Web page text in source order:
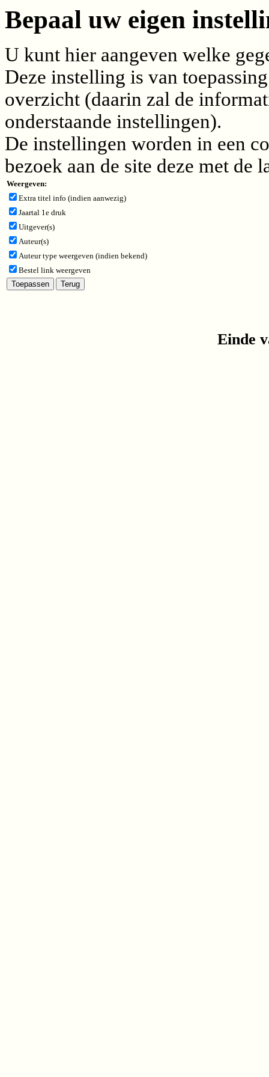
Bepaal uw eigen
U kunt hier aangeven welke
Deze instelling is van
overzicht (daarin zal de
onderstaande instellingen).
De instellingen worden in een
bezoek aan de site deze met de
Weergeven:
Extra titel info (indien aanwezig)
Jaartal 1e druk
Uitgever(s)
Auteur(s)
Auteur type weergeven (indien bekend)
Bestel link weergeven
Einde